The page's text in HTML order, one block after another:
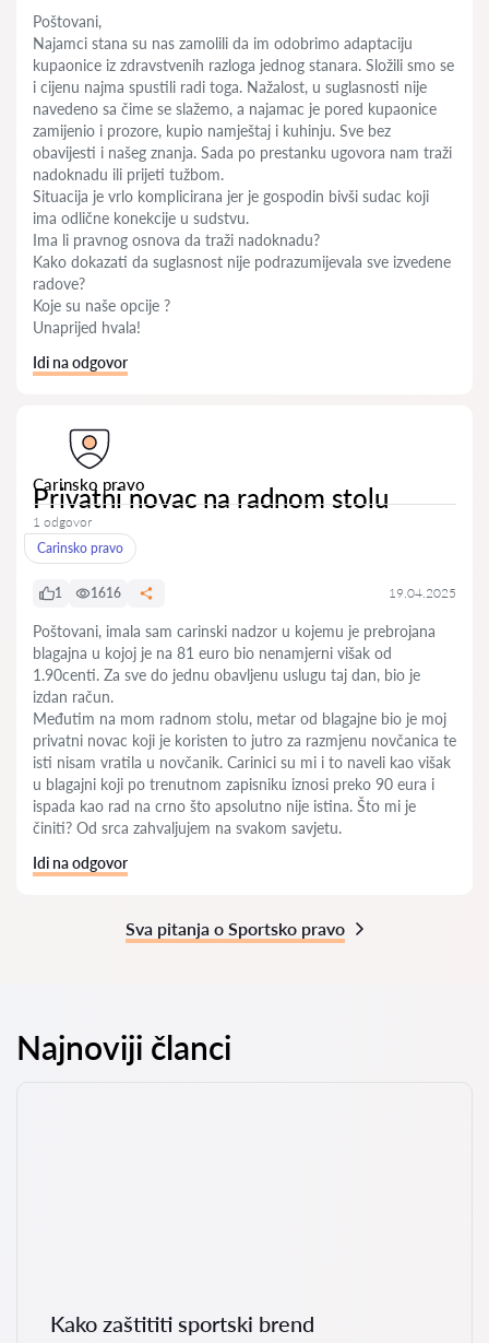
Poštovani,
Najamci stana su nas zamolili da im odobrimo adaptaciju
kupaonice iz zdravstvenih razloga jednog stanara. Složili smo se
i cijenu najma spustili radi toga. Nažalost, u suglasnosti nije
navedeno sa čime se slažemo, a najamac je pored kupaonice
zamijenio i prozore, kupio namještaj i kuhinju. Sve bez
obavijesti i našeg znanja. Sada po prestanku ugovora nam traži
nadoknadu ili prijeti tužbom.
Situacija je vrlo komplicirana jer je gospodin bivši sudac koji
ima odlične konekcije u sudstvu.
Ima li pravnog osnova da traži nadoknadu?
Kako dokazati da suglasnost nije podrazumijevala sve izvedene
radove?
Koje su naše opcije ?
Unaprijed hvala!
Idi na odgovor
Carinsko pravo
Privatni novac na radnom stolu
1 odgovor
Carinsko pravo
1 1616 19.04.2025
Poštovani, imala sam carinski nadzor u kojemu je prebrojana
blagajna u kojoj je na 81 euro bio nenamjerni višak od
1.90centi. Za sve do jednu obavljenu uslugu taj dan, bio je
izdan račun.
Međutim na mom radnom stolu, metar od blagajne bio je moj
privatni novac koji je koristen to jutro za razmjenu novčanica te
isti nisam vratila u novčanik. Carinici su mi i to naveli kao višak
u blagajni koji po trenutnom zapisniku iznosi preko 90 eura i
ispada kao rad na crno što apsolutno nije istina. Što mi je
činiti? Od srca zahvaljujem na svakom savjetu.
Idi na odgovor
Sva pitanja o Sportsko pravo
Najnoviji članci
Kako zaštititi sportski brend